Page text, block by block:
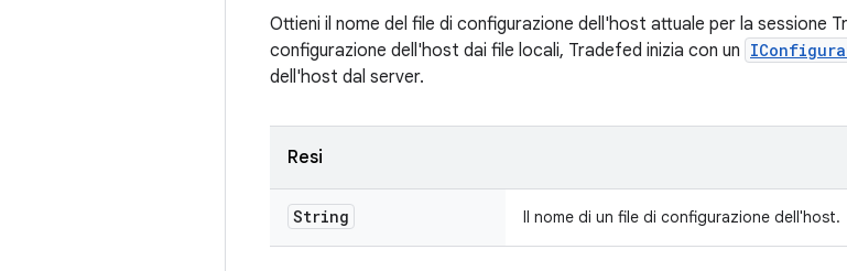
Ottieni il nome del file di configurazione dell'host attuale per la sessione
configurazione dell'host dai file locali, Tradefed inizia con un
dell'host dal server.
Resi
String Il nome di un file di configurazione dell'host.